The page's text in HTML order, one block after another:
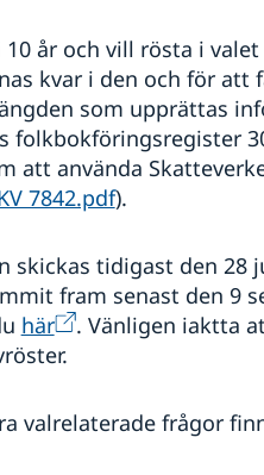
år och vill rösta i valet
kvar i den och för att
som upprättas
folkbokföringsregister
att använda
7842.pdf).
skickas tidigast den 28
fram senast den 9
här
. Vänligen iaktta
valrelaterade frågor